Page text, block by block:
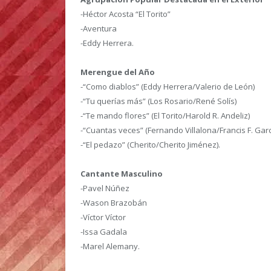
-Héctor Acosta “El Torito”
-Aventura
-Eddy Herrera.
Merengue del Año
-“Como diablos” (Eddy Herrera/Valerio de León)
-“Tu querías más” (Los Rosario/René Solís)
-“Te mando flores” (El Torito/Harold R. Andeliz)
-“Cuantas veces” (Fernando Villalona/Francis F.
-“El pedazo” (Cherito/Cherito Jiménez).
Cantante Masculino
-Pavel Núñez
-Wason Brazobán
-Víctor Víctor
-Issa Gadala
-Marel Alemany.